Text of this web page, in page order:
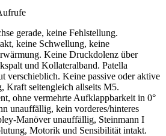
gerade, keine Fehlstellung.
keine Schwellung, keine
Keine Druckdolenz über
und Kollateralband. Patella
verschieblich. Keine passive oder aktive
Kraft seitengleich allseits M5.
ohne vermehrte Aufklappbarkeit in 0°
unauffällig, kein vorderes/hinteres
Manöver unauffällig, Steinmann I
Motorik und Sensibilität intakt.